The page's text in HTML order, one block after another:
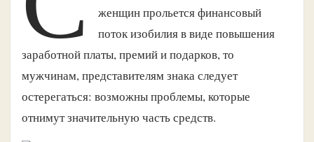
женщин прольется финансовый
поток изобилия в виде повышения
заработной платы, премий и подарков, то
мужчинам, представителям знака следует
остерегаться: возможны проблемы, которые
отнимут значительную часть средств.